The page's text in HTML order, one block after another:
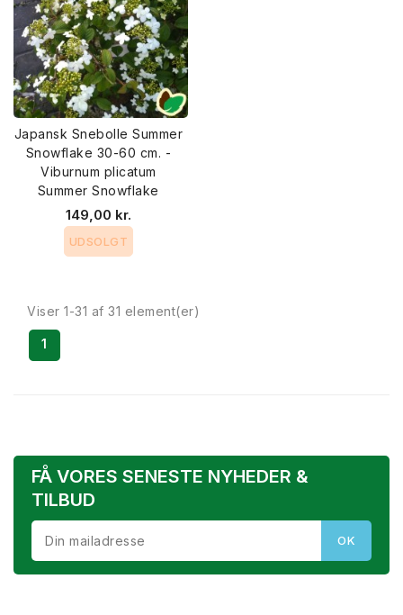
Japansk Snebolle Summer
Snowflake 30-60 cm. -
Viburnum plicatum
Summer Snowflake
149,00 kr.
UDSOLGT
Viser 1-31 af 31 element(er)
1
FÅ VORES SENESTE NYHEDER &
TILBUD